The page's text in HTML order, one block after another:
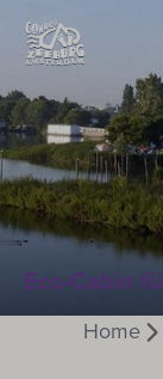
Eco-Cabin
Home